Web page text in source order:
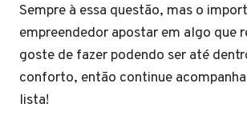
Sempre à essa questão, mas o
empreendedor apostar em algo que
goste de fazer podendo ser até
conforto, então continue
lista!